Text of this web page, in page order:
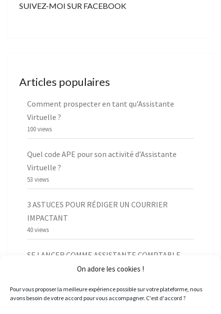
On adore les cookies !
Pour vous proposer la meilleure expérience possible sur votre plateforme, nous
avons besoin de votre accord pour vous accompagner. C'est d'accord ?
SUIVEZ-MOI SUR FACEBOOK
Articles populaires
Comment prospecter en tant qu’Assistante
Virtuelle ?
100 views
Quel code APE pour son activité d’Assistante
Virtuelle ?
53 views
3 ASTUCES POUR RÉDIGER UN COURRIER
IMPACTANT
40 views
SE LANCER COMME ASSISTANTE COMPTABLE
INDÉPENDANTE